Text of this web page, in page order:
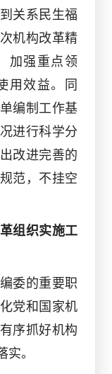
关系民生福
机构改革精
加强重点领
用效益。同
编制工作基
进行科学分
改进完善的
范，不挂空
组织实施工
委的重要职
党和国家机
序抓好机构
。